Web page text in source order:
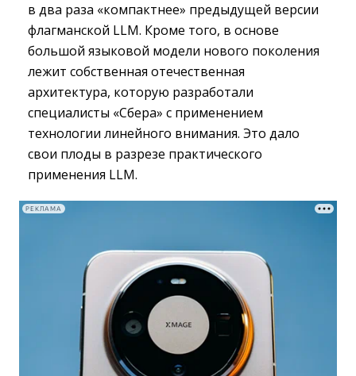
в два раза «компактнее» предыдущей версии
флагманской LLM. Кроме того, в основе
большой языковой модели нового поколения
лежит собственная отечественная
архитектура, которую разработали
специалисты «Сбера» с применением
технологии линейного внимания. Это дало
свои плоды в разрезе практического
применения LLM.
РЕКЛАМА